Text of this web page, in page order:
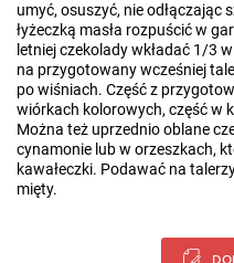
umyć, osuszyć, nie odłączając
łyżeczką masła rozpuścić w
letniej czekolady wkładać 1/3
na przygotowany wcześniej
po wiśniach. Część z
wiórkach kolorowych, część w
Można też uprzednio oblane
cynamonie lub w orzeszkach,
kawałeczki. Podawać na
mięty.